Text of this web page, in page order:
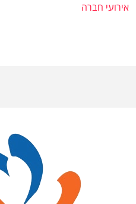
אירועי חברה